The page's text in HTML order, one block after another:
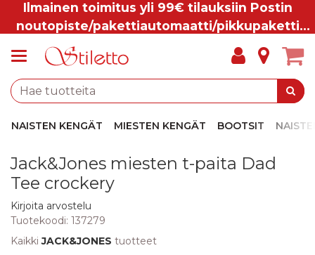
Ilmainen toimitus yli 99€ tilauksiin Postin
noutopiste/pakettiautomaatti/pikkupaketti
NAISTEN KENGÄT MIESTEN KENGÄT BOOTSIT
Jack&Jones miesten t-paita Dad
Tee crockery
Kirjoita arvostelu
Tuotekoodi: 137279
KaikkiJACK&JONES tuotteet